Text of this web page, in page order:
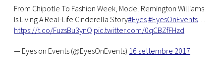
From Chipotle To Fashion Week, Model Remington Williams
Is Living A Real-Life Cinderella Story#Eyes#EyesOnEvents…
https://t.co/FuzsBu3ynQ pic.twitter.com/0qCBZfFHzd
— Eyes on Events (@EyesOnEvents) 16 settembre 2017